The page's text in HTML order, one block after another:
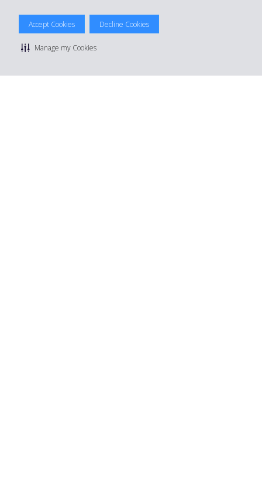
Accept Cookies Decline Cookies
Manage my Cookies
© 2026 The Hertz System, Inc.
Datenschutzrichtlinie |